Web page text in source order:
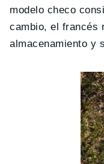
modelo checo
cambio, el francés
almacenamiento y